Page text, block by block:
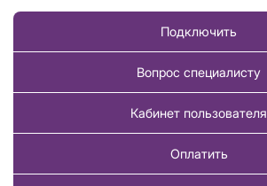
Подключить
Вопрос специалисту
Кабинет пользователя
Оплатить